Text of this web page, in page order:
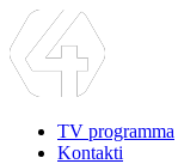
TV programma
Kontakti